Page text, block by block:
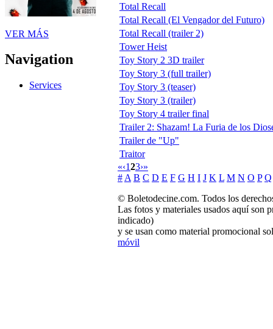
VER MÁS
Navigation
Services
Total Recall
Total Recall (El Vengador del Futuro)
Total Recall (trailer 2)
Tower Heist
Toy Story 2 3D trailer
Toy Story 3 (full trailer)
Toy Story 3 (teaser)
Toy Story 3 (trailer)
Toy Story 4 trailer final
Trailer 2: Shazam! La Furia de los
Trailer de "Up"
Traitor
«‹123›»
# A B C D E F G H I J K L M N O P Q
© Boletodecine.com. Todos los
Las fotos y materiales usados aquí son
indicado)
y se usan como material promocional
móvil